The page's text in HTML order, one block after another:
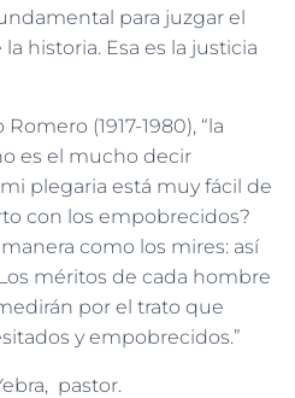
para juzgar el
historia. Esa es la justicia
(1917-1980), “la
es el mucho decir
plegaria está muy fácil de
con los empobrecidos?
como los mires: así
méritos de cada hombre
por el trato que
y empobrecidos.”
pastor.